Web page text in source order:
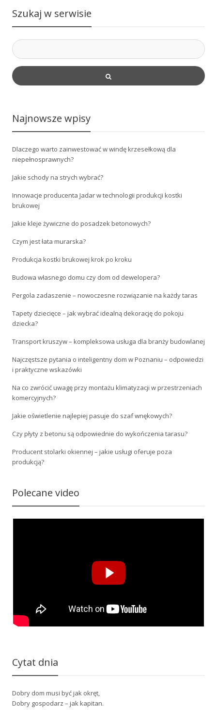
Szukaj w serwisie
Najnowsze wpisy
Dlaczego warto zainwestować w windę krzesełkową dla
niepełnosprawnych?
Jakie schody na strych wybrać?
Innowacje producenta Jadar w technologii produkcji kostki
brukowej
Jakie kleje żywiczne do posadzek betonowych?
Czym jest łata murarska?
Produkcja kostki brukowej krok po kroku
Budowa własnego domu czy dom od dewelopera?
Pergola zadaszenie – nowoczesne rozwiązanie na każdy taras
Tapety dziecięce – jak wybrać idealną dekorację do pokoju
dziecka?
Transport kruszyw – kompleksowa usługa dla branży budowlanej
Najczęstsze pytania o inteligentny dom w Poznaniu – odpowiedzi
i praktyczne wskazówki
Na co zwrócić uwagę przy montażu klimatyzacji w przestrzeniach
komercyjnych?
Jakie oświetlenie najlepiej pasuje do szaf wnękowych?
Czy płyty z betonu są odpowiednie do wykończenia tarasu?
Producent stolarki okiennej – jakie usługi oferuje poza
produkcją?
Polecane video
Cytat dnia
Dobry dom musi być jak okręt,
Dobry gospodarz – jak kapitan.